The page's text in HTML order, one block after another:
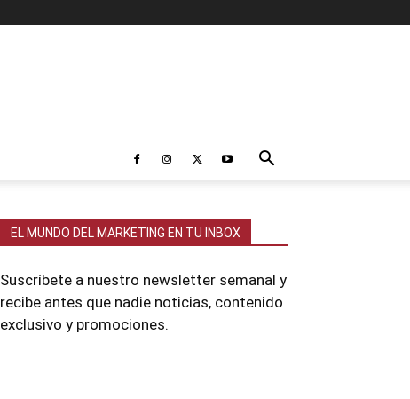
EL MUNDO DEL MARKETING EN TU INBOX
Suscríbete a nuestro newsletter semanal y
recibe antes que nadie noticias, contenido
exclusivo y promociones.